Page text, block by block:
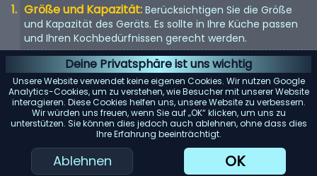
Deine Privatsphäre ist uns wichtig
Unsere Website verwendet keine eigenen Cookies. Wir nutzen Google
Analytics-Cookies, um zu verstehen, wie Besucher mit unserer Website
interagieren. Diese Cookies helfen uns, unsere Website zu verbessern.
Wir würden uns freuen, wenn Sie auf „OK“ klicken, um uns zu
unterstützen. Sie können dies jedoch auch ablehnen, ohne dass dies
Ihre Erfahrung beeinträchtigt.
Ablehnen OK
Größe und Kapazität: Berücksichtigen Sie die Größe
und Kapazität des Geräts. Es sollte in Ihre Küche passen
und Ihren Kochbedürfnissen gerecht werden.
Energieeffizienz: Energieeffiziente Geräte sparen nicht
nur Geld bei der Stromrechnung, sondern sind auch
umweltfreundlich.
Benutzerfreundlichkeit: Suchen Sie nach Geräten mit
benutzerfreundlichen Bedienelementen und Funktionen.
Sie sollten einfach zu bedienen und zu reinigen sein.
Haltbarkeit: Hochwertige Materialien und gute